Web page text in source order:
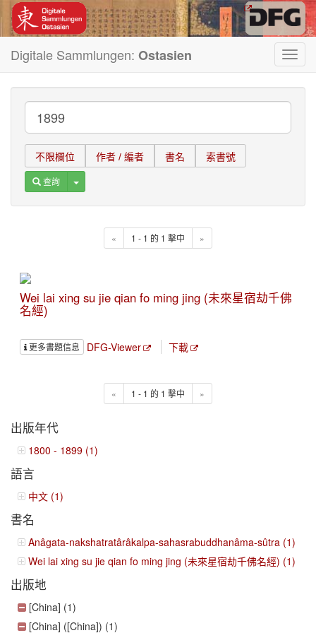
Digitale Sammlungen: Ostasien
不限欄位 作者 / 編者 書名 索書號
查詢 Toggle Dropdown
« 1 - 1 的 1 擊中 »
Wei lai xing su jie qian fo ming jing (未來星宿劫千佛
名經)
更多書題信息 DFG-Viewer 下載
« 1 - 1 的 1 擊中 »
出版年代
1800 - 1899 (1)
語言
中文 (1)
書名
Anâgata-nakshatratârâkalpa-sahasrabuddhanâma-sûtra (1)
Wei lai xing su jie qian fo ming jing (未來星宿劫千佛名經) (1)
出版地
[China] (1)
[China] ([China]) (1)